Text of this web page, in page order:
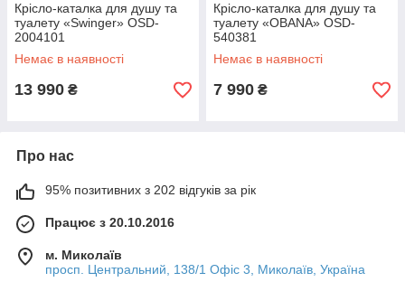
Крісло-каталка для душу та
туалету «Swinger» OSD-
2004101
Немає в наявності
13 990 ₴
Крісло-каталка для душу та
туалету «OBANA» OSD-
540381
Немає в наявності
7 990 ₴
Про нас
95% позитивних з 202 відгуків за рік
Працює з 20.10.2016
м. Миколаїв
просп. Центральний, 138/1 Офіс 3, Миколаїв, Україна